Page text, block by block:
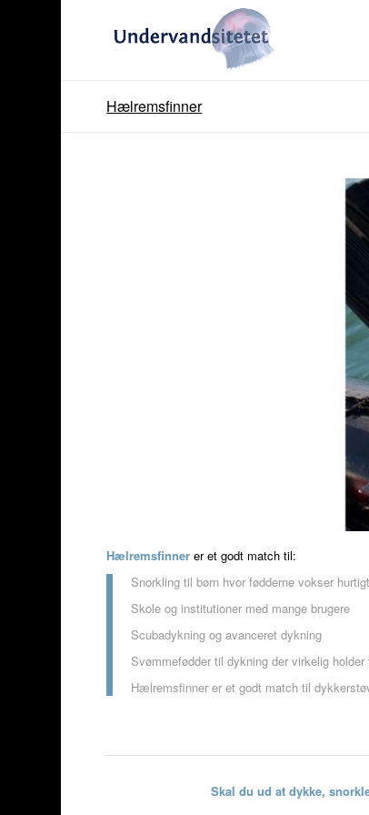
Hælremsfinner
Hælremsfinner er et godt match til:
Snorkling til børn hvor fødderne vokser hurtigt
Skole og institutioner med mange brugere
Scubadykning og avanceret dykning
Svømmefødder til dykning der virkelig holder
Hælremsfinner er et godt match til
Skal du ud at dykke,